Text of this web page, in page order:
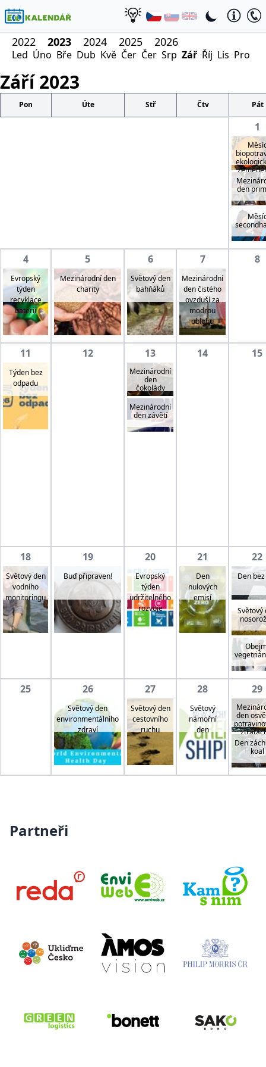
2022 2023 2024 2025 2026
Led Úno Bře Dub Kvě Čer Čer Srp Zář Říj Lis Pro
Září 2023
Pon Úte Stř Čtv Pát
1
den
4
Evropský
týden
recyklace
baterií
5
Mezinárodní den
charity
6
Světový den
bahňáků
7
Mezinárodní
den čistého
ovzduší za
modrou
oblohu
8
11
Týden bez
odpadu
12 13
Mezinárodní
den
čokolády
Mezinárodní
den závětí
14 15
18
Světový den
vodního
monitoringu
19
Buď připraven!
20
Evropský
týden
udržitelného
rozvoje
21
Den
nulových
emisí
22
Den
Světový
25 26
Světový den
environmentálního
zdraví
27
Světový den
cestovního
ruchu
28
Světový
námořní
den
29
den
Den
koal
Partneři